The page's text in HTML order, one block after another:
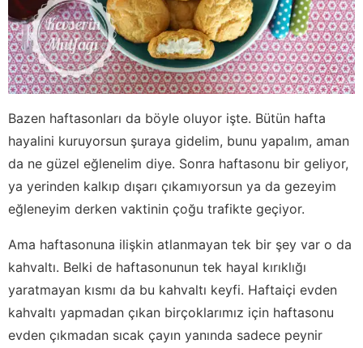
Bazen haftasonları da böyle oluyor işte. Bütün hafta
hayalini kuruyorsun şuraya gidelim, bunu yapalım, aman
da ne güzel eğlenelim diye. Sonra haftasonu bir geliyor,
ya yerinden kalkıp dışarı çıkamıyorsun ya da gezeyim
eğleneyim derken vaktinin çoğu trafikte geçiyor.
Ama haftasonuna ilişkin atlanmayan tek bir şey var o da
kahvaltı. Belki de haftasonunun tek hayal kırıklığı
yaratmayan kısmı da bu kahvaltı keyfi. Haftaiçi evden
kahvaltı yapmadan çıkan birçoklarımız için haftasonu
evden çıkmadan sıcak çayın yanında sadece peynir